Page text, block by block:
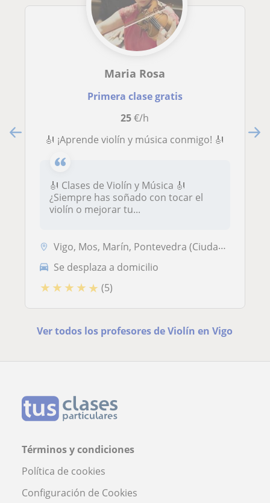
Maria Rosa
Primera clase gratis
25€/h
🎻 ¡Aprende violín y música conmigo! 🎻
🎻 Clases de Violín y Música 🎻
¿Siempre has soñado con tocar el
violín o mejorar tu...
Vigo, Mos, Marín, Pontevedra (Ciudad), Soutomaior, Vilaboa, Poio
Se desplaza a domicilio
★ ★ ★ ★ ★ (5)
Ver todos los profesores de Violín en Vigo
Términos y condiciones
Política de cookies
Configuración de Cookies